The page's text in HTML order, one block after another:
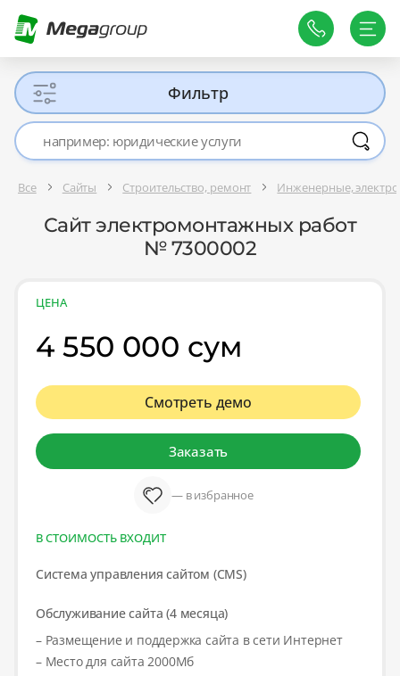
Фильтр
Все Сайты Строительство, ремонт Инженерные,
Сайт электромонтажных работ
№ 7300002
ЦЕНА
4 550 000 сум
Смотреть демо
Заказать
— в избранное
В СТОИМОСТЬ ВХОДИТ
Система управления сайтом (CMS)
Обслуживание сайта (4 месяца)
– Размещение и поддержка сайта в сети Интернет
– Место для сайта 2000Мб